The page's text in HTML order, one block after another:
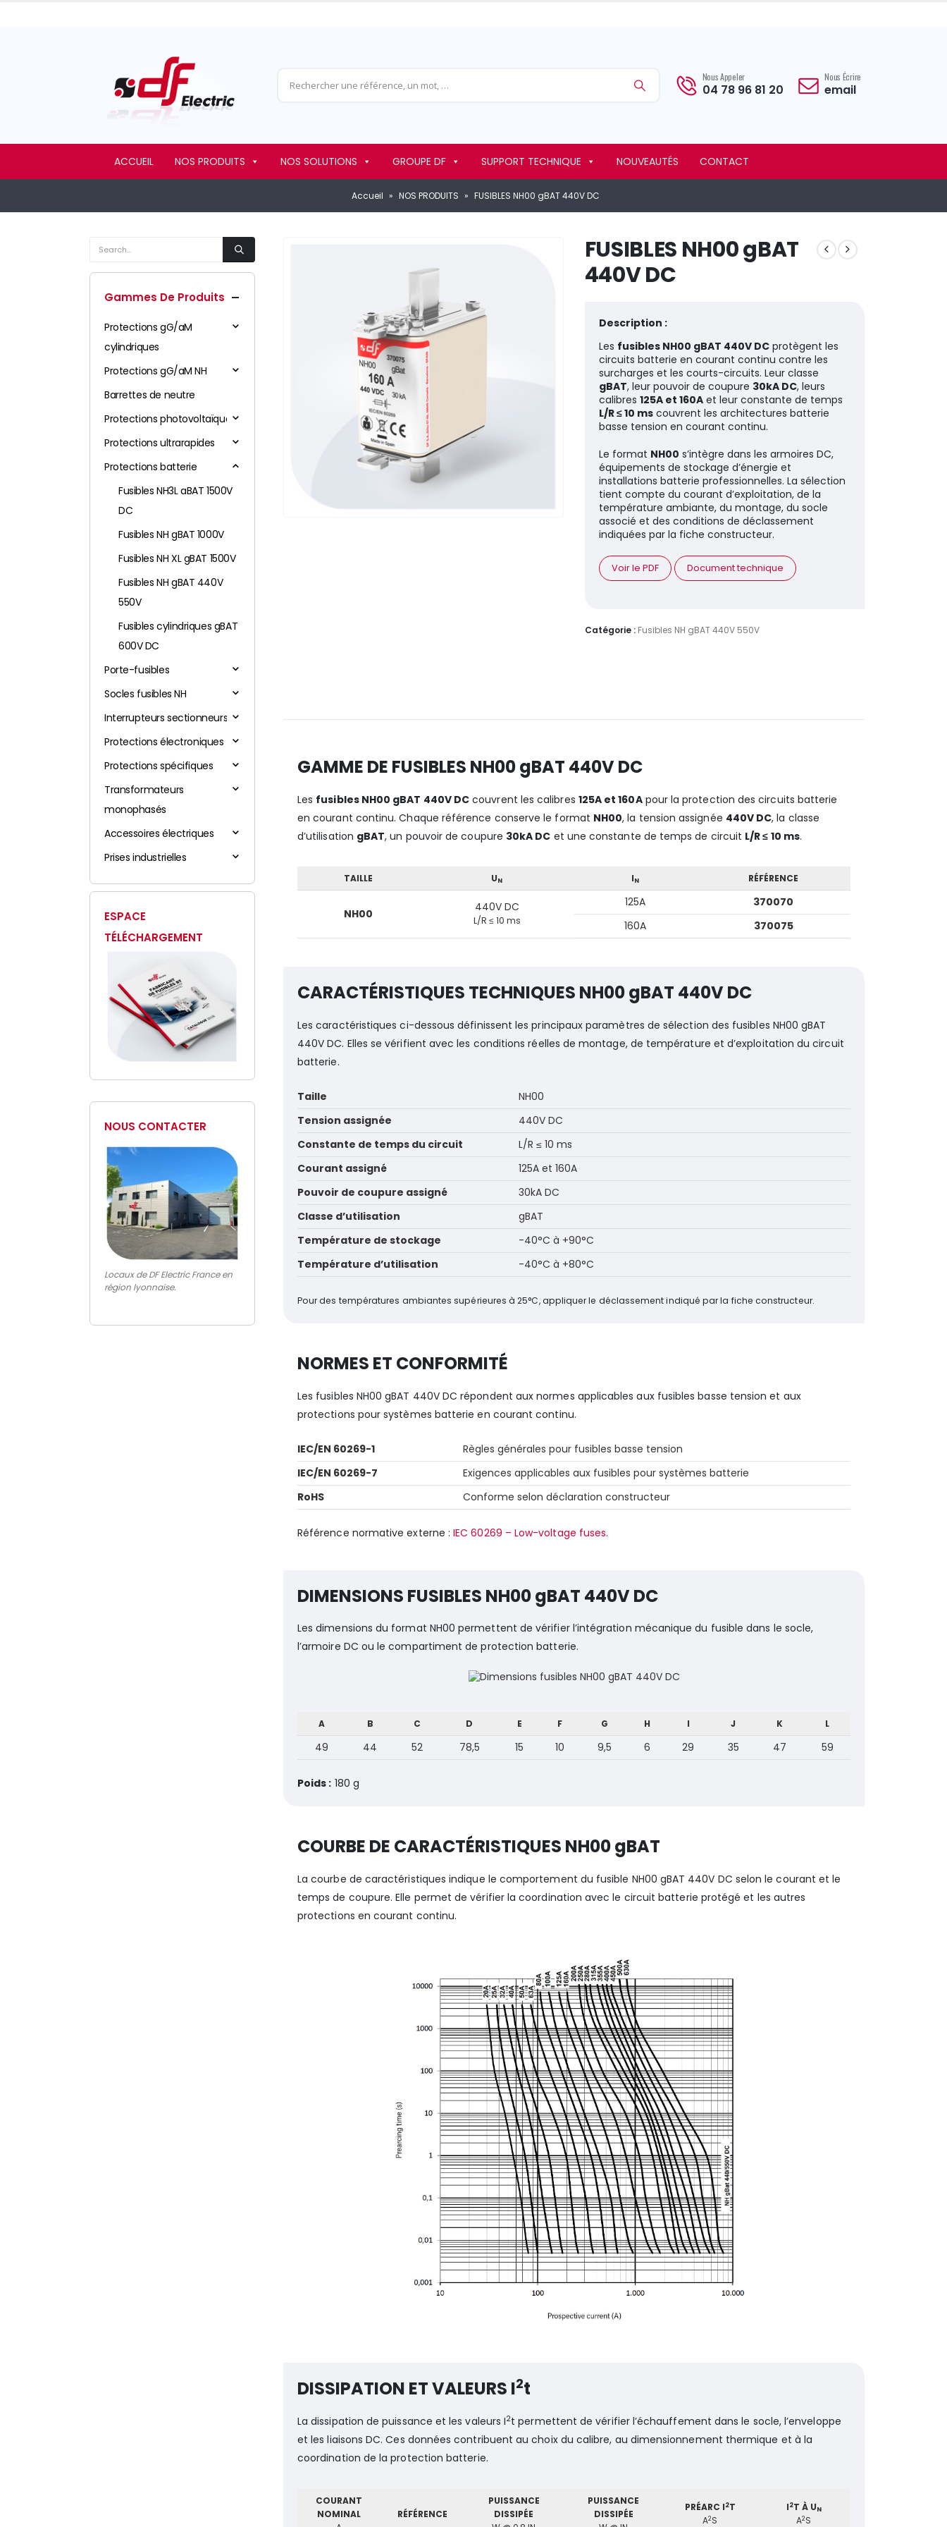
Nous Appeler
04 78 96 81 20
Nous Écrire
email
ACCUEIL NOS PRODUITS NOS SOLUTIONS GROUPE DF SUPPORT TECHNIQUE NOUVEAUTÉS CONTACT
Accueil » NOS PRODUITS » FUSIBLES NH00 gBAT 440V DC
FUSIBLES NH00 gBAT
440V DC
Description :
Les fusibles NH00 gBAT 440V DCprotègent les
circuits batterie en courant continu contre les
surcharges et les courts-circuits. Leur classe
gBAT, leur pouvoir de coupure 30kA DC, leurs
calibres 125A et 160Aet leur constante de temps
L/R ≤ 10 mscouvrent les architectures batterie
basse tension en courant continu.
Le format NH00 s’intègre dans les armoires DC,
équipements de stockage d’énergie et
installations batterie professionnelles. La sélection
tient compte du courant d’exploitation, de la
température ambiante, du montage, du socle
associé et des conditions de déclassement
indiquées par la fiche constructeur.
Voir le PDF Document technique
Catégorie : Fusibles NH gBAT 440V 550V
GAMME DE FUSIBLES NH00 gBAT 440V DC
Les fusibles NH00 gBAT 440V DC couvrent les calibres 125A et 160Apour la protection des circuits batterie
en courant continu. Chaque référence conserve le format NH00, la tension assignée 440V DC, la classe
d’utilisation gBAT, un pouvoir de coupure 30kA DC et une constante de temps de circuit L/R ≤ 10 ms.
TAILLE UN IN RÉFÉRENCE
NH00 440V DC
L/R ≤ 10 ms
125A
370070
160A
370075
CARACTÉRISTIQUES TECHNIQUES NH00 gBAT 440V DC
Les caractéristiques ci-dessous définissent les principaux paramètres de sélection des fusibles NH00 gBAT
440V DC. Elles se vérifient avec les conditions réelles de montage, de température et d’exploitation du circuit
batterie.
Taille
NH00
Tension assignée
440V DC
Constante de temps du circuit
L/R ≤ 10 ms
Courant assigné
125A et 160A
Pouvoir de coupure assigné
30kA DC
Classe d’utilisation
gBAT
Température de stockage
-40°C à +90°C
Température d’utilisation
-40°C à +80°C
Pour des températures ambiantes supérieures à 25°C, appliquer le déclassement indiqué par la fiche constructeur.
NORMES ET CONFORMITÉ
Les fusibles NH00 gBAT 440V DC répondent aux normes applicables aux fusibles basse tension et aux
protections pour systèmes batterie en courant continu.
IEC/EN 60269-1
Règles générales pour fusibles basse tension
IEC/EN 60269-7
Exigences applicables aux fusibles pour systèmes batterie
RoHS
Conforme selon déclaration constructeur
Référence normative externe :IEC 60269 – Low-voltage fuses.
DIMENSIONS FUSIBLES NH00 gBAT 440V DC
Les dimensions du format NH00 permettent de vérifier l’intégration mécanique du fusible dans le socle,
l’armoire DC ou le compartiment de protection batterie.
A B C D E F G H I J K L
49 44 52 78,5 15 10 9,5 6 29 35 47 59
Poids : 180 g
COURBE DE CARACTÉRISTIQUES NH00 gBAT
La courbe de caractéristiques indique le comportement du fusible NH00 gBAT 440V DC selon le courant et le
temps de coupure. Elle permet de vérifier la coordination avec le circuit batterie protégé et les autres
protections en courant continu.
DISSIPATION ET VALEURS I2t
La dissipation de puissance et les valeurs I2t permettent de vérifier l’échauffement dans le socle, l’enveloppe
et les liaisons DC. Ces données contribuent au choix du calibre, au dimensionnement thermique et à la
coordination de la protection batterie.
COURANT
NOMINAL
RÉFÉRENCE
PUISSANCE
DISSIPÉE
PUISSANCE
DISSIPÉE
PRÉARC I2T
A2S
I2T À UN
A2S
Gammes De Produits
Protections gG/aM
cylindriques
Protections gG/aM NH
Barrettes de neutre
Protections photovoltaïques
Protections ultrarapides
Protections batterie
Fusibles NH3L aBAT 1500V
DC
Fusibles NH gBAT 1000V
Fusibles NH XL gBAT 1500V
Fusibles NH gBAT 440V
550V
Fusibles cylindriques gBAT
600V DC
Porte-fusibles
Socles fusibles NH
Interrupteurs sectionneurs
Protections électroniques
Protections spécifiques
Transformateurs
monophasés
Accessoires électriques
Prises industrielles
ESPACE
TÉLÉCHARGEMENT
NOUS CONTACTER
Locaux de DF Electric France en
région lyonnaise.